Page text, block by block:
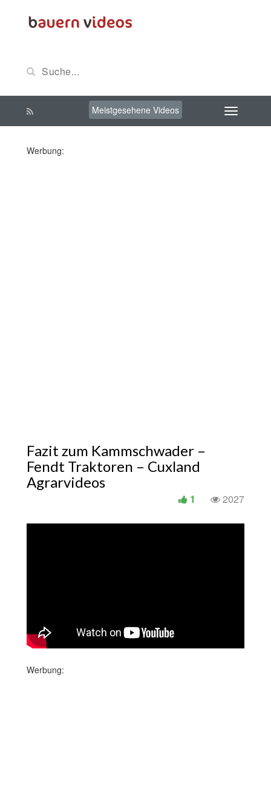
Meistgesehene Videos
Werbung:
Fazit zum Kammschwader –
Fendt Traktoren – Cuxland
Agrarvideos
2027
1
Werbung: